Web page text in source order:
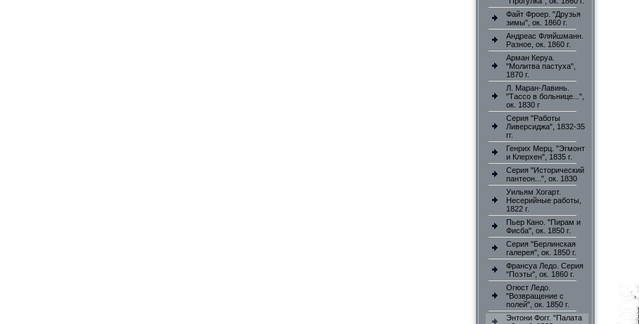
Файт Фроер. "Друзья
зимы", ок. 1860 г.
Андреас Фляйшманн.
Разное, ок. 1860 г.
Арман Керуа.
"Молитва пастуха",
1870 г.
Л. Маран-Лавинь.
"Тассо в больнице...",
ок. 1830 г
Серия "Работы
Ливерсиджа", 1832-35
гг.
Генрих Мерц. "Эгмонт
и Клерхен", 1835 г.
Серия "Исторический
пантеон...", ок. 1830
Уильям Хогарт.
Несерийные работы,
1822 г.
Пьер Кано. "Пирам и
Фисба", ок. 1850 г.
Серия "Берлинская
галерея", ок. 1850 г.
Франсуа Ледо. Серия
"Поэты", ок. 1860 г.
Огюст Ледо.
"Возвращение с
полей", ок. 1850 г.
Энтони Фогг. "Палата